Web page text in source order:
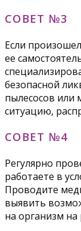
СОВЕТ №3
Если
ее
безопасной
пылесосов или
ситуацию,
СОВЕТ №4
Регулярно
работаете в
Проводите
выявить
на организм на